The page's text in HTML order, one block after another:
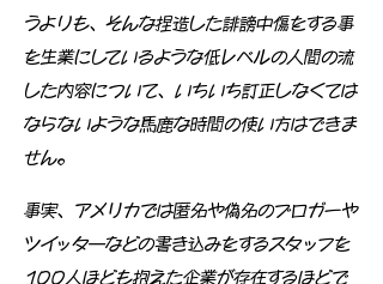
うよりも、そんな捏造した誹謗中傷をする事
を生業にしているような低レベルの人間の流
した内容について、いちいち訂正しなくては
ならないような馬鹿な時間の使い方はできま
せん。
事実、アメリカでは匿名や偽名のブロガーや
ツイッタ―などの書き込みをするスタッフを
100人ほども抱えた企業が存在するほどで